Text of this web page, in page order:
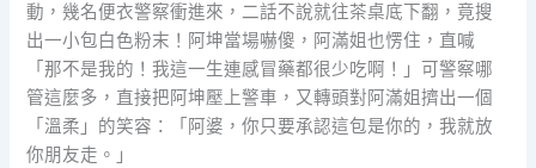
動，幾名便衣警察衝進來，二話不說就往茶桌底下翻，竟搜
出一小包白色粉末！阿坤當場嚇傻，阿滿姐也愣住，直喊
「那不是我的！我這一生連感冒藥都很少吃啊！」可警察哪
管這麼多，直接把阿坤壓上警車，又轉頭對阿滿姐擠出一個
「溫柔」的笑容：「阿婆，你只要承認這包是你的，我就放
你朋友走。」